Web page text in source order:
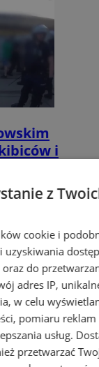
i
z
cookie i
uzyskiwania
do
adres IP,
w celu
pomiaru reklam
usług.
przetwarzać